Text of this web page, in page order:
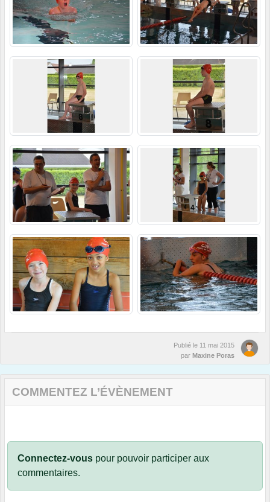
Publié le 11 mai 2015
par Maxine Poras
COMMENTEZ L’ÉVÈNEMENT
Connectez-vous pour pouvoir participer aux
commentaires.